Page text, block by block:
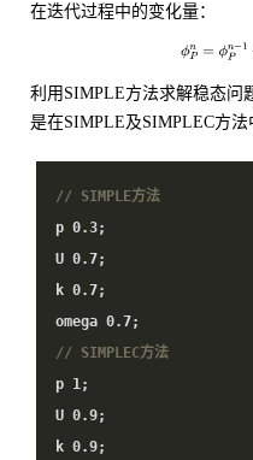
在迭代过程中的变化量：
利用SIMPLE方法求解稳态问
是在SIMPLE及SIMPLEC方法
// SIMPLE方法
p 0.3;
U 0.7;
k 0.7;
omega 0.7;
// SIMPLEC方法
p 1;
U 0.9;
k 0.9;